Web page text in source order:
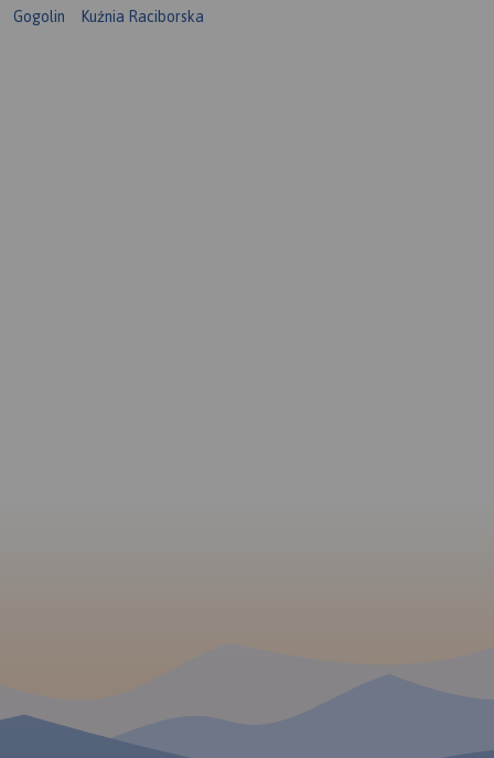
Gogolin
Kuźnia Raciborska